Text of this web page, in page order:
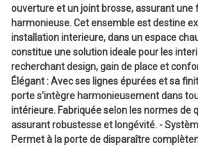
ouverture et un joint brosse, assurant une
harmonieuse. Cet ensemble est destine
installation interieure, dans un espace
constitue une solution ideale pour les
recherchant design, gain de place et
Élégant : Avec ses lignes épurées et sa
porte s'intègre harmonieusement dans
intérieure. Fabriquée selon les normes de
assurant robustesse et longévité. -
Permet à la porte de disparaître